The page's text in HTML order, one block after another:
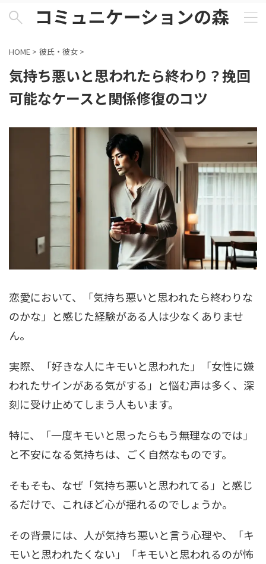
HOME > 彼氏・彼女 >
気持ち悪いと思われたら終わり？挽回
可能なケースと関係修復のコツ
恋愛において、「気持ち悪いと思われたら終わりな
のかな」と感じた経験がある人は少なくありませ
ん。
実際、「好きな人にキモいと思われた」「女性に嫌
われたサインがある気がする」と悩む声は多く、深
刻に受け止めてしまう人もいます。
特に、「一度キモいと思ったらもう無理なのでは」
と不安になる気持ちは、ごく自然なものです。
そもそも、なぜ「気持ち悪いと思われてる」と感じ
るだけで、これほど心が揺れるのでしょうか。
その背景には、人が気持ち悪いと言う心理や、「キ
モいと思われたくない」「キモいと思われるのが怖